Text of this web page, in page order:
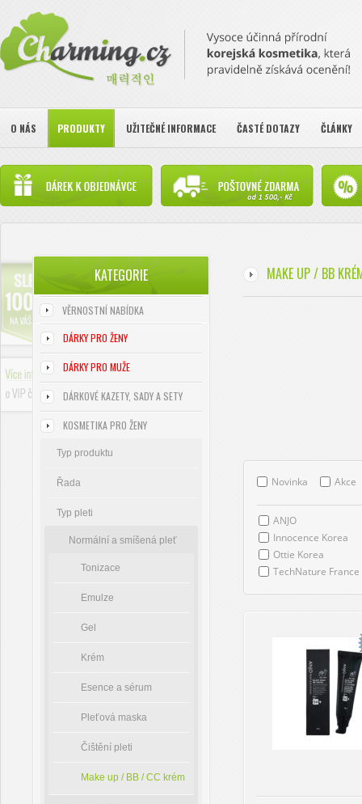
O NÁS PRODUKTY UŽITEČNÉ INFORMACE ČASTÉ DOTAZY ČLÁNKY
KATEGORIE
VĚRNOSTNÍ NABÍDKA
DÁRKY PRO ŽENY
DÁRKY PRO MUŽE
DÁRKOVÉ KAZETY, SADY A SETY
KOSMETIKA PRO ŽENY
Typ produktu
Řada
Typ pleti
Normální a smíšená pleť
Tonizace
Emulze
Gel
Krém
Esence a sérum
Pleťová maska
Čištění pleti
Make up / BB / CC krém
MAKE UP / BB
Novinka Akce
ANJO
Innocence Korea
Ottie Korea
TechNature France